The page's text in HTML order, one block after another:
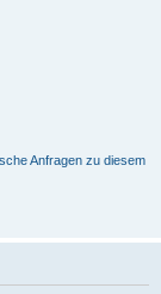
Anfragen zu diesem